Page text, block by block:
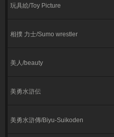
玩具絵/Toy Picture
相撲 力士/Sumo wrestler
美人/beauty
美勇水滸伝
美勇水滸傳/Biyu-Suikoden